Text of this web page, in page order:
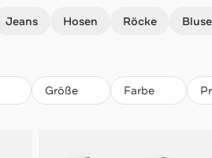
Jeans Hosen Röcke
Größe Farbe